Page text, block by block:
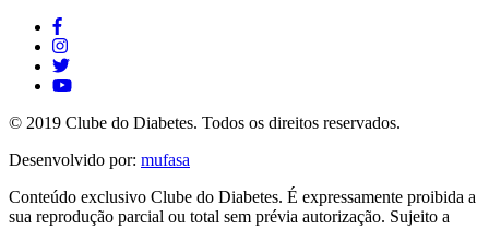
© 2019 Clube do Diabetes. Todos os direitos reservados.
Desenvolvido por: mufasa
Conteúdo exclusivo Clube do Diabetes. É expressamente proibida a
sua reprodução parcial ou total sem prévia autorização. Sujeito a